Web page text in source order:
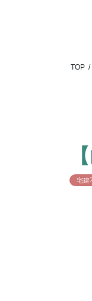
TOP /
宅建